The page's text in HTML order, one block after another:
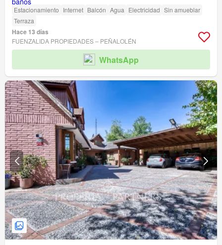
Estacionamiento Internet Balcón Agua Electricidad Sin amueblar
Terraza
Hace 13 días
FUENZALIDA PROPIEDADES – PEÑALOLÉN
WhatsApp